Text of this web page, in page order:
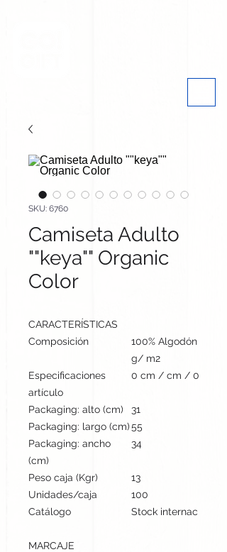
SKU: 6760
Camiseta Adulto
""keya"" Organic
Color
CARACTERÍSTICAS
Composición
100% Algodón
g/ m2
Especificaciones
artículo
0 cm / cm / 0 cm |
Packaging: alto (cm)
31
Packaging: largo (cm)55
Packaging: ancho
(cm)
34
Peso caja (Kgr)
13
Unidades/caja
100
Catálogo
Stock internacional
MARCAJE